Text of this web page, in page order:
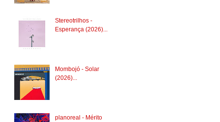
Stereotrilhos -
Esperança (2026)...
Mombojó - Solar
(2026)...
planoreal - Mérito